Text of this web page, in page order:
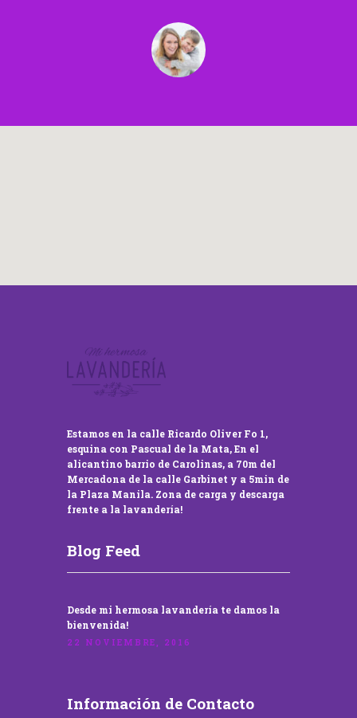
Estamos en la calle Ricardo Oliver Fo 1,
esquina con Pascual de la Mata, En el
alicantino barrio de Carolinas, a 70m del
Mercadona de la calle Garbinet y a 5min de
la Plaza Manila. Zona de carga y descarga
frente a la lavandería!
Blog Feed
Desde mi hermosa lavandería te damos la
bienvenida!
22 NOVIEMBRE, 2016
Información de Contacto